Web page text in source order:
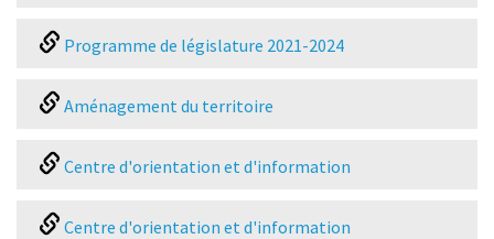
Programme de législature 2021-2024
Aménagement du territoire
Centre d'orientation et d'information
Centre d'orientation et d'information